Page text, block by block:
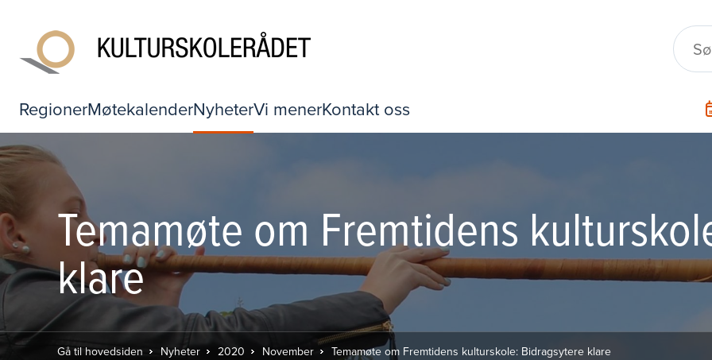
RegionerMøtekalenderNyheterVi menerKontakt oss
Temamøte om Fremtidens
klare
Gå til hovedsiden Nyheter 2020 November Temamøte om Fremtidens kulturskole: Bidragsytere klare